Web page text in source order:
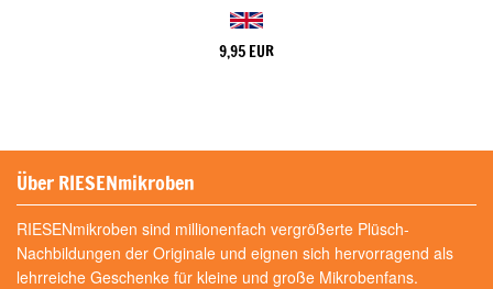
9,95 EUR
Über RIESENmikroben
RIESENmikroben sind millionenfach vergrößerte Plüsch-
Nachbildungen der Originale und eignen sich hervorragend als
lehrreiche Geschenke für kleine und große Mikrobenfans.